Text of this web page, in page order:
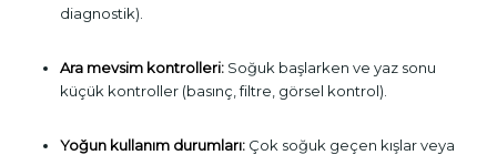
diagnostik).
Ara mevsim kontrolleri:Soğuk başlarken ve yaz sonu
küçük kontroller (basınç, filtre, görsel kontrol).
Yoğun kullanım durumları:Çok soğuk geçen kışlar veya